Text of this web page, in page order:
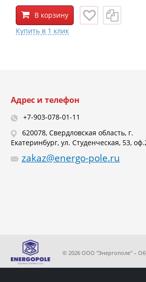
В корзину
Адрес и телефон
+7-903-078-01-11
620078, Свердловская область, г.
Екатеринбург, ул. Студенческая, 53,
zakaz@energo-pole.ru
© 2026 ООО "Энергополе" –